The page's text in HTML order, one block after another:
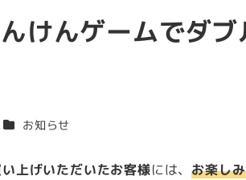
けんゲームでダ
カテゴリー
お知らせ
上げいただいたお客様には、お楽し